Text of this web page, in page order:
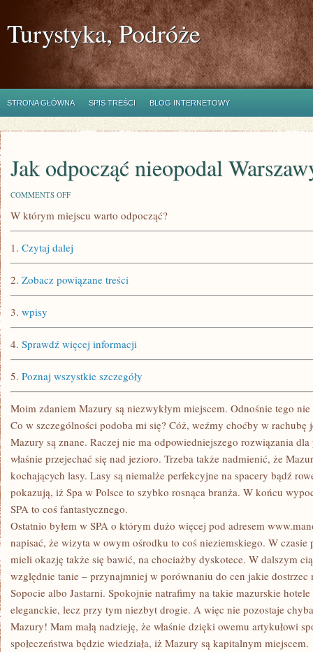
Turystyka, Podróże
STRONA GŁÓWNA SPIS TREŚCI BLOG INTERNETOWY
Jak odpocząć nieopodal
COMMENTS OFFON
ODPOCZĄĆ
NIEOPODAL
W którym miejscu warto odpocząć?
1. Czytaj dalej
2. Zobacz powiązane treści
3. wpisy
4. Sprawdź więcej informacji
5. Poznaj wszystkie szczegóły
Moim zdaniem Mazury są niezwykłym miejscem. Odnośnie tego
Co w szczególności podoba mi się? Cóż, weźmy choćby w
Mazury są znane. Raczej nie ma odpowiedniejszego rozwiązania
właśnie przejechać się nad jezioro. Trzeba także nadmienić, że
kochających lasy. Lasy są niemalże perfekcyjne na spacery bądź
pokazują, iż Spa w Polsce to szybko rosnąca branża. W końcu
SPA to coś fantastycznego.
Ostatnio byłem w SPA o którym dużo więcej pod adresem
napisać, że wizyta w owym ośrodku to coś nieziemskiego. W
mieli okazję także się bawić, na chociażby dyskotece. W dalszym
względnie tanie – przynajmniej w porównaniu do cen jakie dostrzec
Sopocie albo Jastarni. Spokojnie natrafimy na takie mazurskie
eleganckie, lecz przy tym niezbyt drogie. A więc nie pozostaje
Mazury! Mam małą nadzieję, że właśnie dzięki owemu artykułowi
społeczeństwa będzie wiedziała, iż Mazury są kapitalnym miejscem.